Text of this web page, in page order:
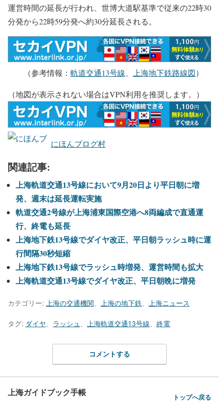
運営時間の延長が行われ、世博大道駅基準で従来の22時30
分発から22時59分発へ約30分延長される。
（参考情報： 軌道交通13号線、 上海地下鉄路線図）
（地図が表示されない場合はVPN利用を推奨します。）
にほんブログ村
関連記事:
上海軌道交通13号線において9月20日より平日朝に増
発、週末は延長運転実施
軌道交通2号線が上海浦東国際空港へ8両編成で直通運
行、終電も延長
上海地下鉄13号線でダイヤ改正、平日朝ラッシュ時に運
行間隔30秒短縮
上海地下鉄13号線でラッシュ時増発、運営時間も拡大
上海軌道交通13号線でダイヤ改正、平日朝晩に増発
カテゴリー: 上海の交通機関 上海の地下鉄 上海ニュース
タグ: ダイヤ ラッシュ 上海軌道交通13号線 終電
コメントする
上海ガイドブック手帳 トップへ戻る